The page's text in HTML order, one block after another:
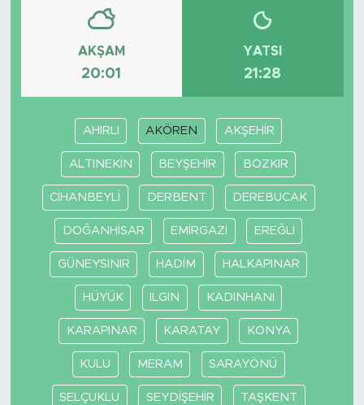
AKŞAM
20:01
YATSI
21:28
AHIRLI AKÖREN AKŞEHİR
ALTINEKİN BEYŞEHİR BOZKIR
CİHANBEYLİ DERBENT DEREBUCAK
DOĞANHİSAR EMİRGAZİ EREĞLİ
GÜNEYSINIR HADİM HALKAPINAR
HÜYÜK ILGIN KADINHANI
KARAPINAR KARATAY KONYA
KULU MERAM SARAYÖNÜ
SELÇUKLU SEYDİŞEHİR TAŞKENT